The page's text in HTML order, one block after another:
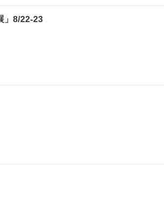
」8/22-23